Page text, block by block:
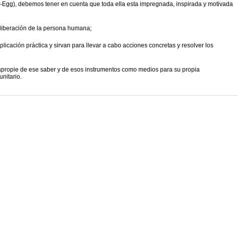
debemos tener en cuenta que toda ella esta impregnada, inspirada y motivada
de la persona humana;
práctica y sirvan para llevar a cabo acciones concretas y resolver los
de ese saber y de esos instrumentos como medios para su propia